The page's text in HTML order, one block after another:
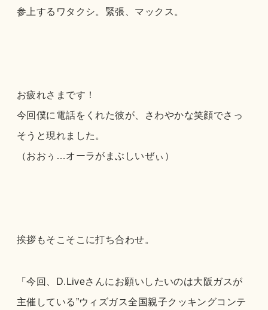
参上するワタクシ。緊張、マックス。
お疲れさまです！
今回僕に電話をくれた彼が、さわやかな笑顔でさっ
そうと現れました。
（おおぅ…オーラがまぶしいぜぃ）
挨拶もそこそこに打ち合わせ。
「今回、D.Liveさんにお願いしたいのは大阪ガスが
主催している”ウィズガス全国親子クッキングコンテ